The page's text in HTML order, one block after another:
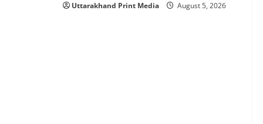
Uttarakhand Print Media August 5, 2026